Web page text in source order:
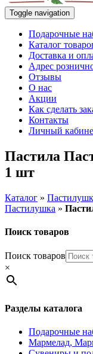
Toggle navigation
Подарочные
Каталог
Доставка и
Адрес
Отзывы
О нас
Акции
Как сделать
Контакты
Личный
Пастила
1 шт
Каталог »
Пастилушка »
Поиск товаров
Поиск товаров
×
Разделы каталога
Подарочные
Мармелад,